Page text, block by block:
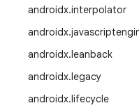
androidx.interpolator
androidx.
androidx.leanback
androidx.legacy
androidx.lifecycle